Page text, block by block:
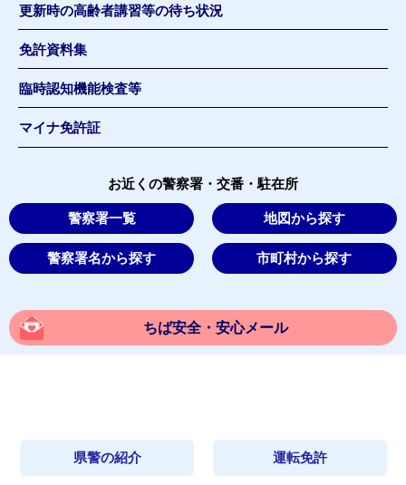
更新時の高齢者講習等の待ち状況
免許資料集
臨時認知機能検査等
マイナ免許証
お近くの警察署・交番・駐在所
警察署一覧 地図から探す
警察署名から探す 市町村から探す
ちば安全・安心メール
県警の紹介 運転免許